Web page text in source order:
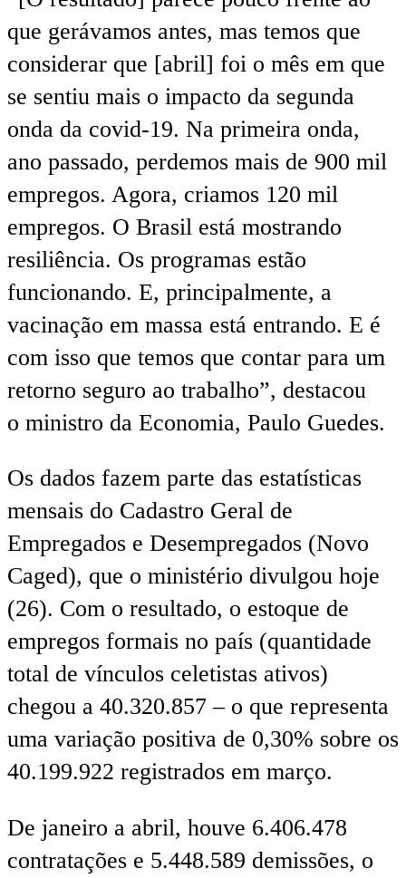
que gerávamos antes, mas temos que
considerar que [abril] foi o mês em que
se sentiu mais o impacto da segunda
onda da covid-19. Na primeira onda,
ano passado, perdemos mais de 900 mil
empregos. Agora, criamos 120 mil
empregos. O Brasil está mostrando
resiliência. Os programas estão
funcionando. E, principalmente, a
vacinação em massa está entrando. E é
com isso que temos que contar para um
retorno seguro ao trabalho”, destacou
o ministro da Economia, Paulo Guedes.
Os dados fazem parte das estatísticas
mensais do Cadastro Geral de
Empregados e Desempregados (Novo
Caged), que o ministério divulgou hoje
(26). Com o resultado, o estoque de
empregos formais no país (quantidade
total de vínculos celetistas ativos)
chegou a 40.320.857 – o que representa
uma variação positiva de 0,30% sobre os
40.199.922 registrados em março.
De janeiro a abril, houve 6.406.478
contratações e 5.448.589 demissões, o